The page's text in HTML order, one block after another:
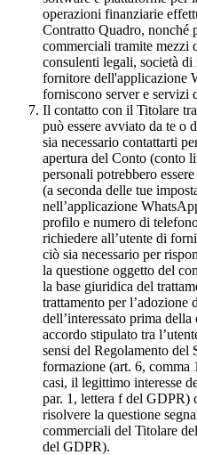
operazioni finanziarie
Contratto Quadro,
commerciali tramite mezzi
consulenti legali, società
fornitore dell'applicazione
forniscono server e servizi
Il contatto con il Titolare
può essere avviato da te o
sia necessario contattarti
apertura del Conto (conto
personali potrebbero
(a seconda delle tue
nell’applicazione
profilo e numero di
richiedere all’utente di
ciò sia necessario per
la questione oggetto del
la base giuridica del
trattamento per l’adozione
dell’interessato prima
accordo stipulato tra
sensi del Regolamento
formazione (art. 6, comma
casi, il legittimo interesse
par. 1, lettera f del GDPR)
risolvere la questione
commerciali del Titolare
del GDPR).